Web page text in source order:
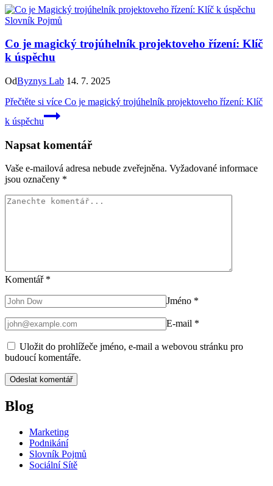
Slovník Pojmů
Co je magický trojúhelník projektoveho řízení: Klíč
k úspěchu
OdByznys Lab 14. 7. 2025
Přečtěte si více Co je magický trojúhelník projektoveho řízení: Klíč
k úspěchu
Napsat komentář
Vaše e-mailová adresa nebude zveřejněna. Vyžadované informace
jsou označeny *
Komentář *
Jméno *
E-mail *
Uložit do prohlížeče jméno, e-mail a webovou stránku pro
budoucí komentáře.
Blog
Marketing
Podnikání
Slovník Pojmů
Sociální Sítě